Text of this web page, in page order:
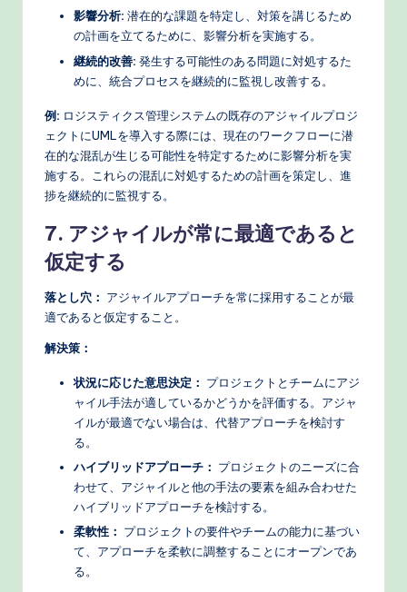
影響分析: 潜在的な課題を特定し、対策を講じるため
の計画を立てるために、影響分析を実施する。
継続的改善: 発生する可能性のある問題に対処するた
めに、統合プロセスを継続的に監視し改善する。
例: ロジスティクス管理システムの既存のアジャイルプロジ
ェクトにUMLを導入する際には、現在のワークフローに潜
在的な混乱が生じる可能性を特定するために影響分析を実
施する。これらの混乱に対処するための計画を策定し、進
捗を継続的に監視する。
7. アジャイルが常に最適であると
仮定する
落とし穴： アジャイルアプローチを常に採用することが最
適であると仮定すること。
解決策：
状況に応じた意思決定： プロジェクトとチームにアジ
ャイル手法が適しているかどうかを評価する。アジャ
イルが最適でない場合は、代替アプローチを検討す
る。
ハイブリッドアプローチ： プロジェクトのニーズに合
わせて、アジャイルと他の手法の要素を組み合わせた
ハイブリッドアプローチを検討する。
柔軟性： プロジェクトの要件やチームの能力に基づい
て、アプローチを柔軟に調整することにオープンであ
る。